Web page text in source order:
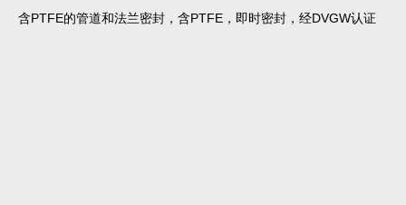
含PTFE的管道和法兰密封，含PTFE，即时密封，经DVGW认证